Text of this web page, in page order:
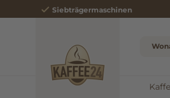
springen Zur Hauptnavigation
Siebträgermaschinen